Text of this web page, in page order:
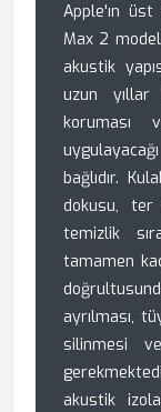
Apple'ın
Max 2
akustik
uzun yıllar
koruması
bağlıdır.
dokusu, ter
temizlik
tamamen
ayrılması,
silinmesi
akustik